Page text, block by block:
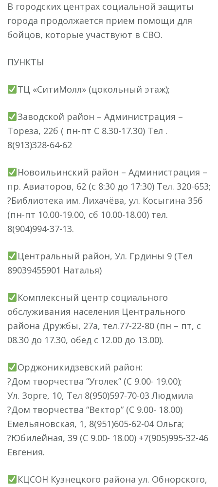
В городских центрах социальной защиты
города продолжается прием помощи для
бойцов, которые участвуют в СВО.
ПУНКТЫ
ТЦ «СитиМолл» (цокольный этаж);
Заводской район – Администрация –
Тореза, 22б ( пн-пт С 8.30-17.30) Тел .
8(913)328-64-62
Новоильинский район – Администрация –
пр. Авиаторов, 62 (с 8:30 до 17:30) Тел. 320-653;
?Библиотека им. Лихачёва, ул. Косыгина 35б
(пн-пт 10.00-19.00, сб 10.00-18.00) тел.
8(904)994-37-13.
Центральный район, Ул. Грдины 9 (Тел
89039455901 Наталья)
Комплексный центр социального
обслуживания населения Центрального
района Дружбы, 27а, тел.77-22-80 (пн – пт, с
08.30 до 17.30, обед с 12.00 до 13.00).
Орджоникидзевский район:
?Дом творчества “Уголек” (С 9.00- 19.00);
Ул. Зорге, 10, Тел 8(950)597-70-03 Людмила
?Дом творчества “Вектор” (С 9.00- 18.00)
Емельяновская, 1, 8(951)605-62-04 Ольга;
?Юбилейная, 39 (С 9.00- 18.00) +7(905)995-32-46
Евгения.
КЦСОН Кузнецкого района ул. Обнорского,